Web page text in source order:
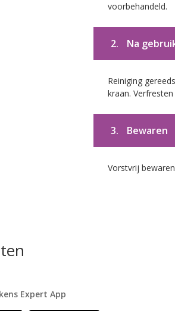
voorbehandeld.
2. Na
Reiniging
kraan.
3. Bewaren
Vorstvrij bewaren
Expert App